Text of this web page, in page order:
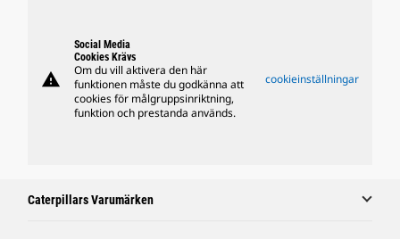
warning
Social Media
Cookies Krävs
Om du vill aktivera den här
funktionen måste du godkänna att
cookies för målgruppsinriktning,
funktion och prestanda används.
cookieinställningar
Caterpillars Varumärken